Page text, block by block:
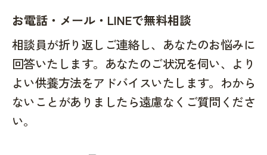
お電話・メール・LINEで無料相談
相談員が折り返しご連絡し、あなたのお悩みに
回答いたします。あなたのご状況を伺い、より
よい供養方法をアドバイスいたします。わから
ないことがありましたら遠慮なくご質問くださ
い。